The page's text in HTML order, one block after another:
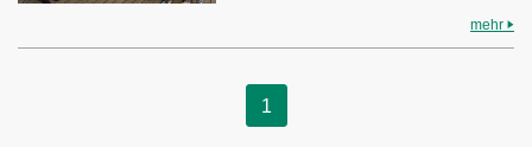
mehr
1